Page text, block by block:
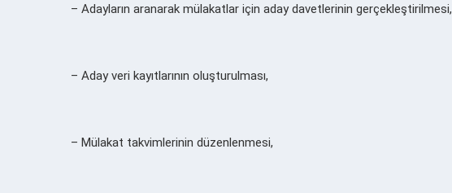
– Adayların aranarak mülakatlar için aday davetlerinin gerçekleştirilmesi,
– Aday veri kayıtlarının oluşturulması,
– Mülakat takvimlerinin düzenlenmesi,